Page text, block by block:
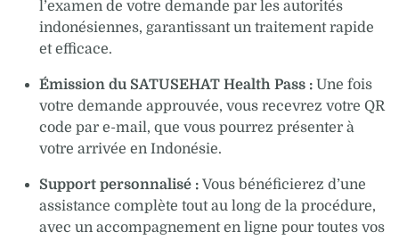
l’examen de votre demande par les autorités
indonésiennes, garantissant un traitement rapide
et efficace.
Émission du SATUSEHAT Health Pass : Une fois
votre demande approuvée, vous recevrez votre QR
code par e-mail, que vous pourrez présenter à
votre arrivée en Indonésie.
Support personnalisé : Vous bénéficierez d’une
assistance complète tout au long de la procédure,
avec un accompagnement en ligne pour toutes vos